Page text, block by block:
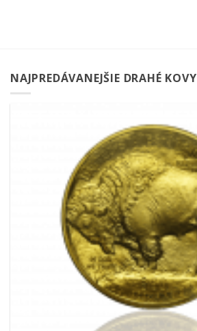
NAJPREDÁVANEJŠIE DRAHÉ KOVY